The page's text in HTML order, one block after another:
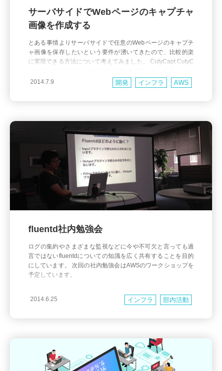
サーバサイドでWebページのキャプチャ
画像を作成する
とある事情よりサーバサイドで任意のWebページのキャプチ
ャ画像を保存したいという要件が湧いてきたので、比較的楽
に実現できる方法について考えてみました。 CutyCapt CutyC
ダリングエンジンのベースとなっているWebkitというライブ
ラリを利用してWebページを画像やその他のフォーマットに
2014.7.9 開発 インフラ AWS
fluentd社内勉強会
ログの集約やさまざまな監視などに今や不可欠と言っても過
言ではないfluentdについての知識を広く共有することを目的
にしています。 次回の社内勉強会はAWSのワークショップを
予定しています。
2014.6.25 インフラ 部内活動